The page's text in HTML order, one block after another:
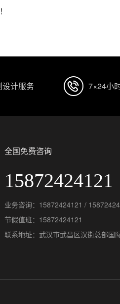
设计服务 7×24小
全国免费咨询
15872424121
业务咨询：15872424121 /
节假值班：15872424121
联系地址：武汉市武昌区汉街总部国